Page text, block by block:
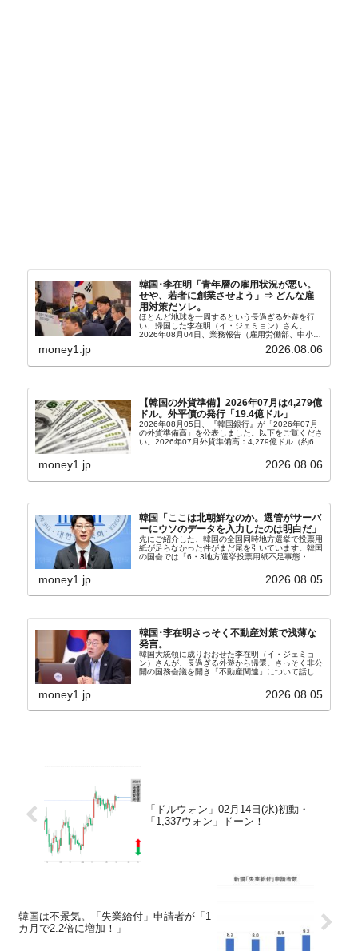
韓国･李在明「青年層の雇用状況が悪い。
せや、若者に創業させよう」⇒ どんな雇
用対策だソレ。
ほとんど地球を一周するという長過ぎる外遊を行
い、帰国した李在明（イ・ジェミョン）さん。
2026年08月04日、業務報告（雇用労働部、中小ベ
上、韓国大統領に成りおおせた李在明（イ・ジェミ
money1.jp 2026.08.06
【韓国の外貨準備】2026年07月は4,279億
ドル。外平債の発行「19.4億ドル」
2026年08月05日、『韓国銀行』が「2026年07月
の外貨準備高」を公表しました。以下をご覧くださ
い。2026年07月外貨準備高：4,279億ドル（約67
money1.jp 2026.08.06
韓国「ここは北朝鮮なのか。選管がサーバ
ーにウソのデータを入力したのは明白だ」
先にご紹介した、韓国の全国同時地方選挙で投票用
紙が足らなかった件がまだ尾を引いています。韓国
の国会では「6・3地方選挙投票用紙不足事態・国
す。『国民の力』の朱晋佑（チュ・ジヌ）議員はそ
money1.jp 2026.08.05
韓国･李在明さっそく不動産対策で浅薄な
発言。
韓国大統領に成りおおせた李在明（イ・ジェミョ
ン）さんが、長過ぎる外遊から帰還。さっそく非公
開の国務会議を開き「不動産関連」について話し合
が異常に上昇しているのは国民から総スカンを喰う
money1.jp 2026.08.05
「ドルウォン」02月14日(水)初動・
「1,337ウォン」ドーン！
韓国は不景気。「失業給付」申請者が「1
カ月で2.2倍に増加！」